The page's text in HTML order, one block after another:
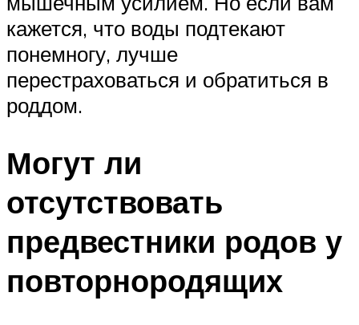
кажется, что воды подтекают
понемногу, лучше
перестраховаться и обратиться в
роддом.
Могут ли
отсутствовать
предвестники родов у
повторнородящих